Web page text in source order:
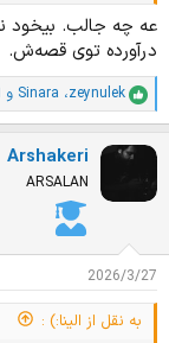
عه چه جالب. بیخود
درآورده توی قصه‌ش.
ا
م
ا
ز
:
zeynulek، Sinara و
Arshakeri
ARSALAN
2026/3/27
به نقل از الینا:) :